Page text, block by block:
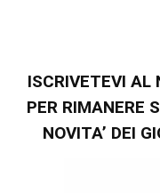
ISCRIVETEVI AL
PER RIMANERE
NOVITA’ DEI